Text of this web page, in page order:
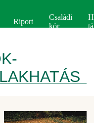
Riport
Családi
kör